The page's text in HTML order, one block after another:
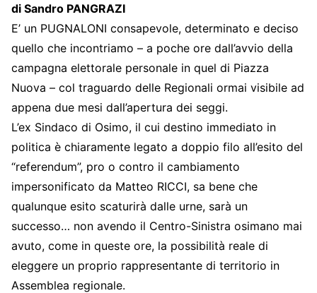
di Sandro PANGRAZI
E’ un PUGNALONI consapevole, determinato e deciso
quello che incontriamo – a poche ore dall’avvio della
campagna elettorale personale in quel di Piazza
Nuova – col traguardo delle Regionali ormai visibile ad
appena due mesi dall’apertura dei seggi.
L’ex Sindaco di Osimo, il cui destino immediato in
politica è chiaramente legato a doppio filo all’esito del
“referendum”, pro o contro il cambiamento
impersonificato da Matteo RICCI, sa bene che
qualunque esito scaturirà dalle urne, sarà un
successo… non avendo il Centro-Sinistra osimano mai
avuto, come in queste ore, la possibilità reale di
eleggere un proprio rappresentante di territorio in
Assemblea regionale.